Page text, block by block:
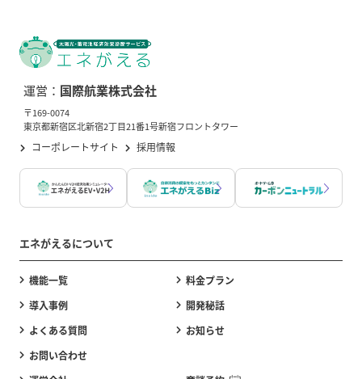
運営： 国際航業株式会社
〒169-0074
東京都新宿区北新宿2丁目21番1号新宿フロントタワー
コーポレートサイト 採用情報
エネがえるについて
機能一覧
料金プラン
導入事例
開発秘話
よくある質問
お知らせ
お問い合わせ